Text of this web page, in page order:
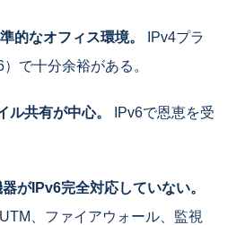
的なオフィス環境。
IPv4プラ
で十分余裕がある。
共有が中心。
IPv6で恩恵を受
がIPv6完全対応していない。
、ファイアウォール、監視